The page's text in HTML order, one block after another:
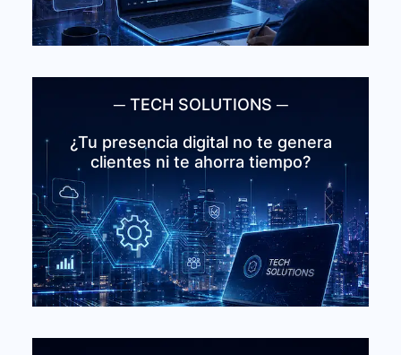
─ TECH SOLUTIONS ─
¿Tu presencia digital no te genera
clientes ni te ahorra tiempo?
Tech Solutions
Construimos webs estratégicas e
integramos IA y automatización en tu
operación — para que tu negocio
avance sin que todo dependa de ti.
Ver Tech Solutions